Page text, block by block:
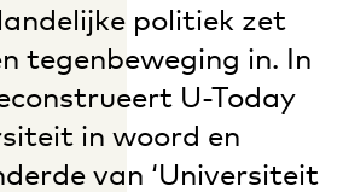
politiek zet
tegenbeweging in. In
U-Today
in woord en
van ‘Universiteit